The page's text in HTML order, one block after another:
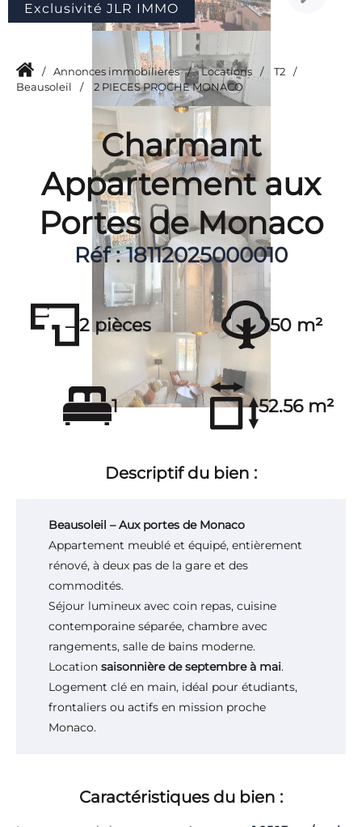
Exclusivité JLR IMMO
/ Annonces immobilières / Locations / T2
/
Beausoleil
/ 2 PIECES PROCHE MONACO
Charmant
Appartement aux
Portes de Monaco
Réf : 18112025000010
2 pièces 50 m²
1 52.56 m²
Descriptif du bien :
Beausoleil – Aux portes de Monaco
Appartement meublé et équipé, entièrement
rénové, à deux pas de la gare et des
commodités.
Séjour lumineux avec coin repas, cuisine
contemporaine séparée, chambre avec
rangements, salle de bains moderne.
Location saisonnière de septembre à mai.
Logement clé en main, idéal pour étudiants,
frontaliers ou actifs en mission proche
Monaco.
Caractéristiques du bien :